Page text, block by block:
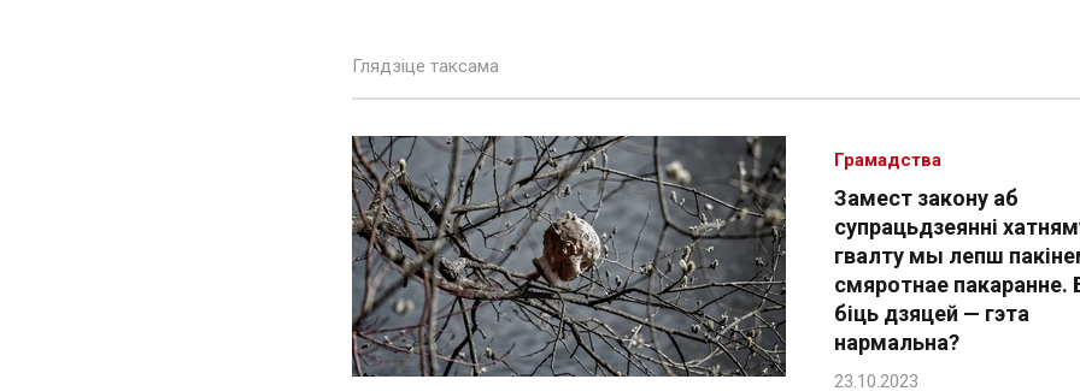
Глядзіце таксама
Замест закону аб
супрацьдзеянні
гвалту мы лепш
смяротнае пакаранне.
біць дзяцей — гэта
нармальна?
Грамадства